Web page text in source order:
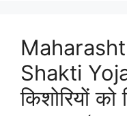
Shakti
किशोरियों